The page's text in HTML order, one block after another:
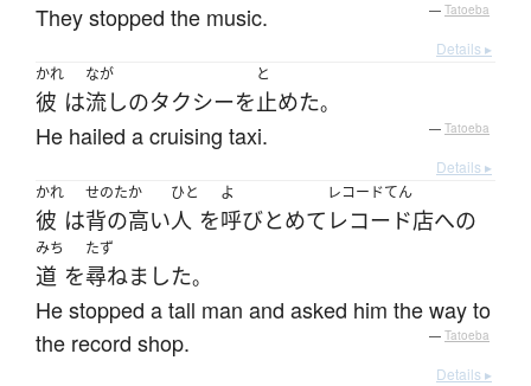
They stopped the music. — Tatoeba
Details ▸
かれ
彼 は
なが
流しのタクシーを
と
止めた。
He hailed a cruising taxi. — Tatoeba
Details ▸
かれ
彼 は
せのたか
背の高い
ひと
人 を
よ
呼びとめて
レコードてん
レコード店への
みち
道 を
たず
尋ねました。
He stopped a tall man and asked him the way to
the record shop.
— Tatoeba
Details ▸